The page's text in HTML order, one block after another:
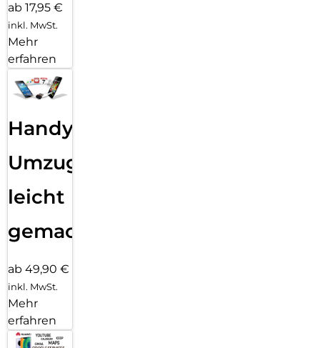
ab 17,95 €
inkl. MwSt.
Mehr
erfahren
Handy
Umzug
leicht
gemacht!
ab 49,90 €
inkl. MwSt.
Mehr
erfahren